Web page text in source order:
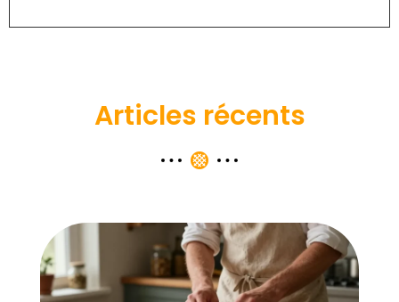
Articles récents